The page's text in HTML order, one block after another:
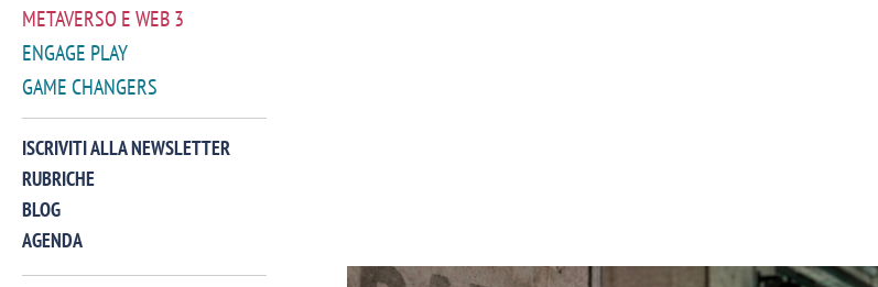
METAVERSO E WEB 3
ENGAGE PLAY
GAME CHANGERS
ISCRIVITI ALLA NEWSLETTER
RUBRICHE
BLOG
AGENDA